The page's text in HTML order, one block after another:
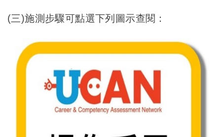
(三)施測步驟可點選下列圖示查閱：